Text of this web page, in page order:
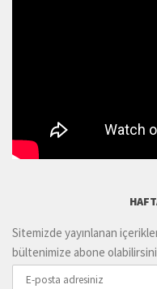
Sitemizde yayınlanan
bültenimize abone